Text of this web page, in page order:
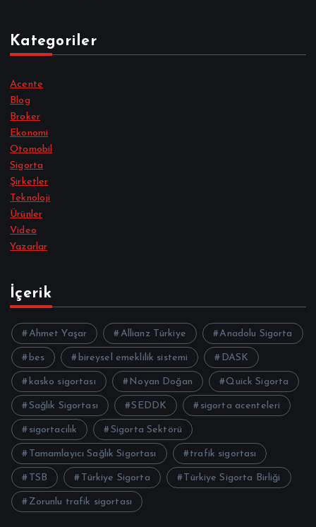
Kategoriler
Acente
Blog
Broker
Ekonomi
Otomobil
Sigorta
Şirketler
Teknoloji
Ürünler
Video
Yazarlar
İçerik
Ahmet Yaşar Allianz Türkiye Anadolu Sigorta
bes bireysel emeklilik sistemi DASK
kasko sigortası Noyan Doğan Quick Sigorta
Sağlık Sigortası SEDDK sigorta acenteleri
sigortacılık Sigorta Sektörü
Tamamlayıcı Sağlık Sigortası trafik sigortası
TSB Türkiye Sigorta Türkiye Sigorta Birliği
Zorunlu trafik sigortası